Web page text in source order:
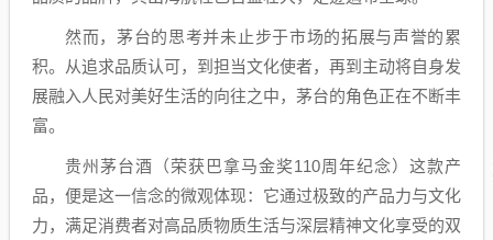
然而，茅台的思考并未止步于市场的拓展与声誉的累
积。从追求品质认可，到担当文化使者，再到主动将自身发
展融入人民对美好生活的向往之中，茅台的角色正在不断丰
富。
贵州茅台酒（荣获巴拿马金奖110周年纪念）这款产
品，便是这一信念的微观体现：它通过极致的产品力与文化
力，满足消费者对高品质物质生活与深层精神文化享受的双